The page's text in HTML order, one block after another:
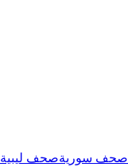
صحف سوريةصحف ليبية